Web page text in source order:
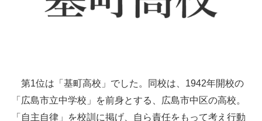
第1位は「基町高校」でした。同校は、1942年開校の
「広島市立中学校」を前身とする、広島市中区の高校。
「自主自律」を校訓に掲げ、自ら責任をもって考え行動